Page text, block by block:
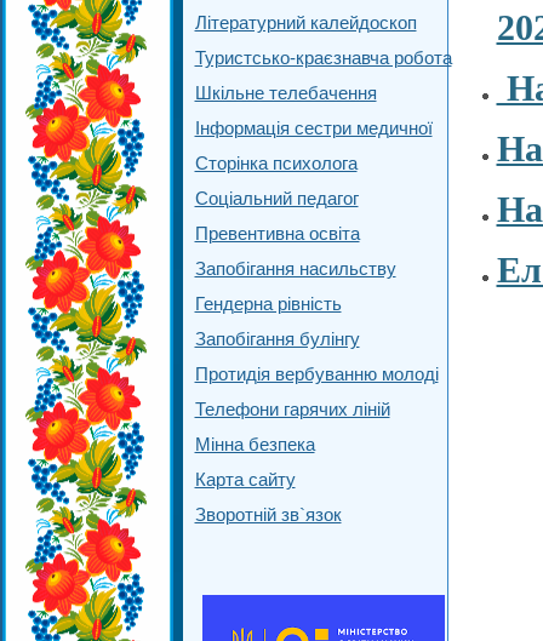
Літературний калейдоскоп
Туристсько-краєзнавча робота
Шкільне телебачення
Інформація сестри медичної
Сторінка психолога
Соціальний педагог
Превентивна освіта
Запобігання насильству
Гендерна рівність
Запобігання булінгу
Протидія вербуванню молоді
Телефони гарячих ліній
Мінна безпека
Карта сайту
Зворотній зв`язок